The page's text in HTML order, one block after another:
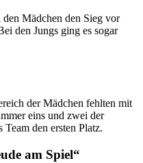
Mädchen den Sieg vor
den Jungs ging es sogar
der Mädchen fehlten mit
eins und zwei der
den ersten Platz.
am Spiel“